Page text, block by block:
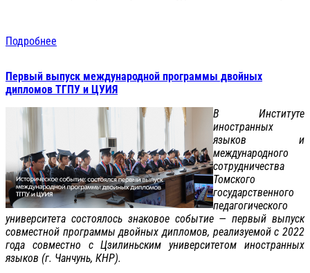
Подробнее
Первый выпуск международной программы двойных
дипломов ТГПУ и ЦУИЯ
В Институте
иностранных
языков и
международного
сотрудничества
Томского
государственного
педагогического
университета состоялось знаковое событие — первый выпуск
совместной программы двойных дипломов, реализуемой с 2022
года совместно с Цзилиньским университетом иностранных
языков (г. Чанчунь, КНР).